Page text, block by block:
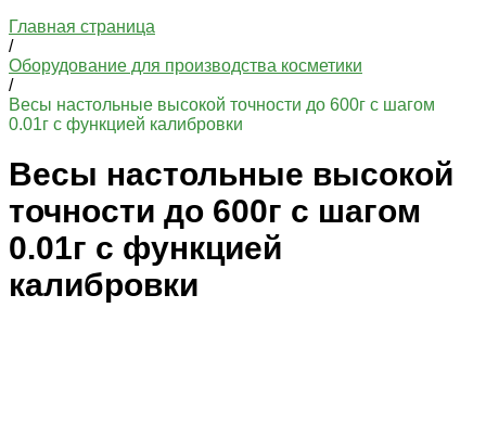
Главная страница
/
Оборудование для производства косметики
/
Весы настольные высокой точности до 600г с шагом
0.01г с функцией калибровки
Весы настольные высокой
точности до 600г с шагом
0.01г с функцией
калибровки